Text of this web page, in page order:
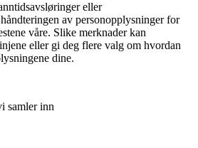
eller
av personopplysninger for
våre. Slike merknader kan
eller gi deg flere valg om hvordan
dine.
samler inn